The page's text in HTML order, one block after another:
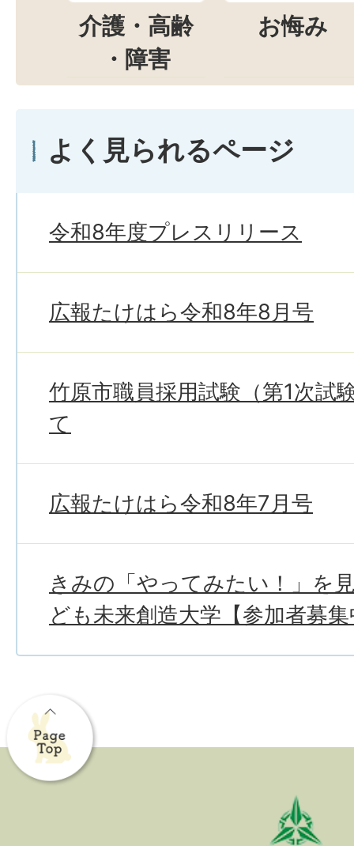
介護・高齢
・障害
お悔み
よく見られるページ
令和8年度プレスリリース
広報たけはら令和8年8月号
竹原市職員採用試験（第1次試
て
広報たけはら令和8年7月号
きみの「やってみたい！」を
ども未来創造大学【参加者募